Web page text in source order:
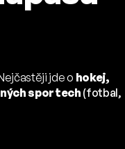
jde o hokej,
sportech (fotbal,